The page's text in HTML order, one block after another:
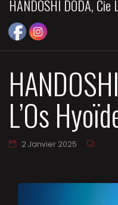
HANDOSHI DODA, Cie
L’Os
2 Janvier 2025